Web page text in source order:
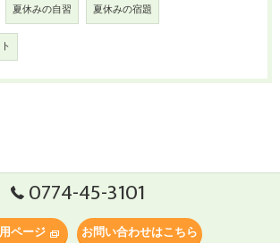
夏休みの自習 夏休みの宿題
0774-45-3101
ページ お問い合わせはこちら